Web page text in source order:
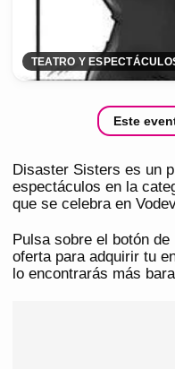
TEATRO Y
Este
Disaster Sisters es un
espectáculos en la
que se celebra en
Pulsa sobre el botón
oferta para adquirir tu
lo encontrarás más